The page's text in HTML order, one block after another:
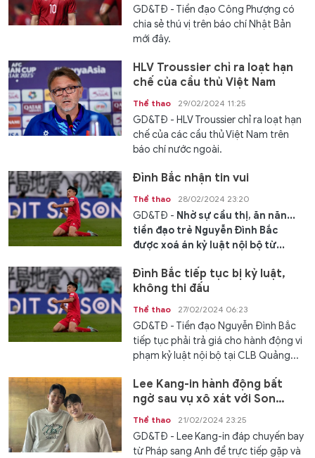
GD&TĐ - Tiền đạo Công Phượng có
chia sẻ thú vị trên báo chí Nhật Bản
mới đây.
HLV Troussier chỉ ra loạt hạn
chế của cầu thủ Việt Nam
Thể thao 29/02/2024 11:25
GD&TĐ - HLV Troussier chỉ ra loạt hạn
chế của các cầu thủ Việt Nam trên
báo chí nước ngoài.
Đình Bắc nhận tin vui
Thể thao 28/02/2024 23:20
GD&TĐ - Nhờ sự cầu thị, ăn năn...
tiền đạo trẻ Nguyễn Đình Bắc
được xoá án kỷ luật nội bộ từ...
Đình Bắc tiếp tục bị kỷ luật,
không thi đấu
Thể thao 27/02/2024 06:23
GD&TĐ - Tiền đạo Nguyễn Đình Bắc
tiếp tục phải trả giá cho hành động vi
phạm kỷ luật nội bộ tại CLB Quảng...
Lee Kang-in hành động bất
ngờ sau vụ xô xát với Son
Heung-min
Thể thao 21/02/2024 23:25
GD&TĐ - Lee Kang-in đáp chuyến bay
từ Pháp sang Anh để trực tiếp gặp và